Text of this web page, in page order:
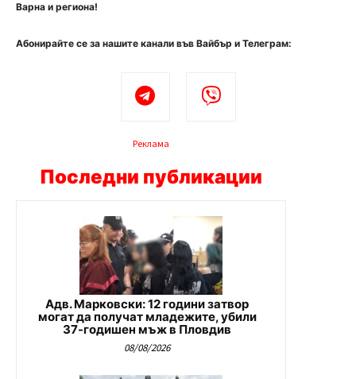
Варна и региона!
Абонирайте се за нашите канали във Вайбър и Телеграм:
Реклама
Последни публикации
Адв. Марковски: 12 години затвор
могат да получат младежите, убили
37-годишен мъж в Пловдив
08/08/2026